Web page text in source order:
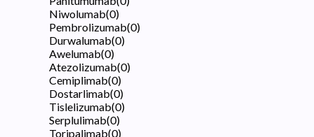
Niwolumab(0)
Pembrolizumab(0)
Durwalumab(0)
Awelumab(0)
Atezolizumab(0)
Cemiplimab(0)
Dostarlimab(0)
Tislelizumab(0)
Serplulimab(0)
Toripalimab(0)